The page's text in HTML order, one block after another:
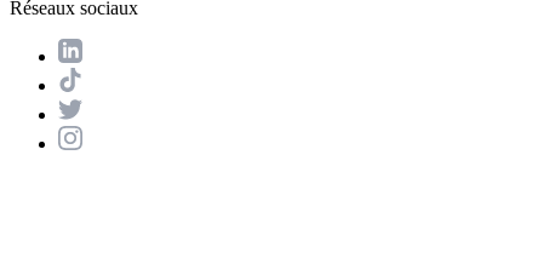
Réseaux sociaux